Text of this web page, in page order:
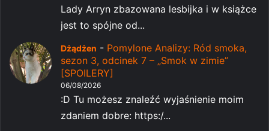
Lady Arryn zbazowana lesbijka i w książce
jest to spójne od...
Dżądżen - Pomylone Analizy: Ród smoka,
sezon 3, odcinek 7 – „Smok w zimie”
[SPOILERY]
06/08/2026
:D Tu możesz znaleźć wyjaśnienie moim
zdaniem dobre: https:/...